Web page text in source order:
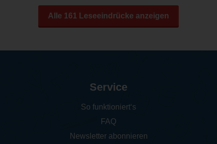
Alle 161 Leseeindrücke anzeigen
Service
So funktioniert‘s
FAQ
Newsletter abonnieren